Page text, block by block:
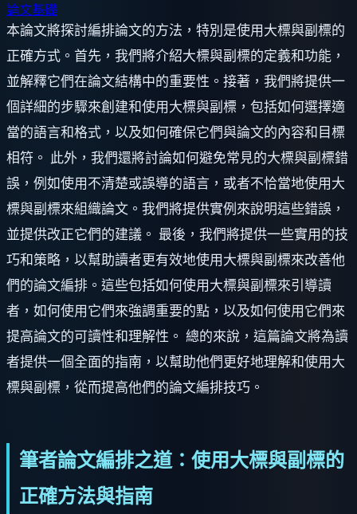
論文基礎
本論文將探討編排論文的方法，特別是使用大標與副標的
正確方式。首先，我們將介紹大標與副標的定義和功能，
並解釋它們在論文結構中的重要性。接著，我們將提供一
個詳細的步驟來創建和使用大標與副標，包括如何選擇適
當的語言和格式，以及如何確保它們與論文的內容和目標
相符。 此外，我們還將討論如何避免常見的大標與副標錯
誤，例如使用不清楚或誤導的語言，或者不恰當地使用大
標與副標來組織論文。我們將提供實例來說明這些錯誤，
並提供改正它們的建議。 最後，我們將提供一些實用的技
巧和策略，以幫助讀者更有效地使用大標與副標來改善他
們的論文編排。這些包括如何使用大標與副標來引導讀
者，如何使用它們來強調重要的點，以及如何使用它們來
提高論文的可讀性和理解性。 總的來說，這篇論文將為讀
者提供一個全面的指南，以幫助他們更好地理解和使用大
標與副標，從而提高他們的論文編排技巧。
筆者論文編排之道：使用大標與副標的
正確方法與指南